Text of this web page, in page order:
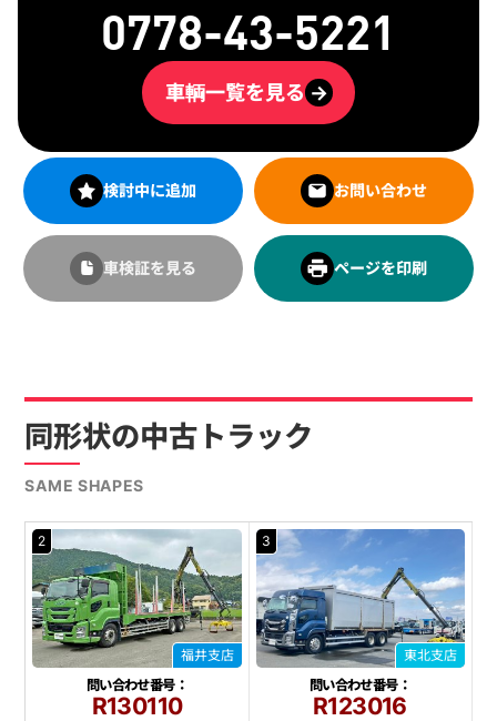
0778-43-5221
車輌一覧を見る →
検討中に追加 お問い合わせ
車検証を見る ページを印刷
同形状の中古トラック
SAME SHAPES
2
福井支店
問い合わせ番号：
R130110
3
東北支店
問い合わせ番号：
R123016